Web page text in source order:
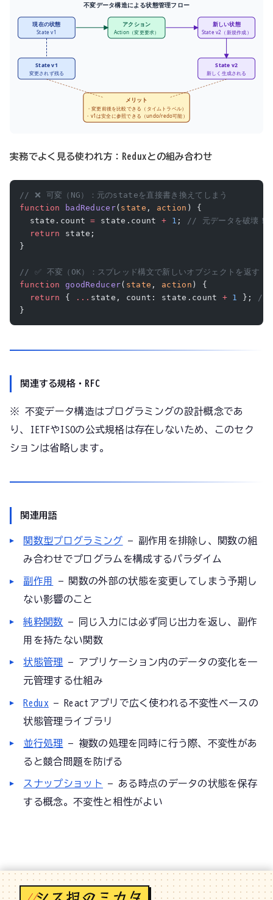
不変データ構造による状態管理フロー
現在の状態
State v1
アクション
Action（変更要求）
新しい状態
State v2（新規作成）
State v1
変更されず残る
State v2
新しく生成される
メリット
・変更前後を比較できる（タイムトラベル）
・v1は安全に参照できる（undo/redo可能）
実務でよく見る使われ方：Reduxとの組み合わせ
// ❌ 可変（NG）：元のstateを直接書き換えてしまう
function
badReducer( state , action ) {
  state.count
= state.count + 1 ;
// 元データを破壊！
  return
state;
}
// ✅ 不変（OK）：スプレッド構文で新しいオブジェクトを返す
function
goodReducer( state , action ) {
  return
{ ... state, count: state.count + 1 };
//
}
関連する規格・RFC
※ 不変データ構造はプログラミングの設計概念であ
り、IETFやISOの公式規格は存在しないため、このセク
ションは省略します。
関連用語
関数型プログラミング — 副作用を排除し、関数の組
み合わせでプログラムを構成するパラダイム
副作用
— 関数の外部の状態を変更してしまう予期し
ない影響のこと
純粋関数 — 同じ入力には必ず同じ出力を返し、副作
用を持たない関数
状態管理 — アプリケーション内のデータの変化を一
元管理する仕組み
Redux — Reactアプリで広く使われる不変性ベースの
状態管理ライブラリ
並行処理 — 複数の処理を同時に行う際、不変性があ
ると競合問題を防げる
スナップショット
— ある時点のデータの状態を保存
する概念。不変性と相性がよい